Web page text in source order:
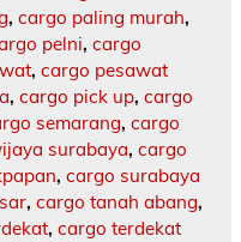
, cargo paling murah,
pelni, cargo
, cargo pesawat
, cargo pick up, cargo
semarang, cargo
surabaya, cargo
, cargo surabaya
, cargo tanah abang,
, cargo terdekat